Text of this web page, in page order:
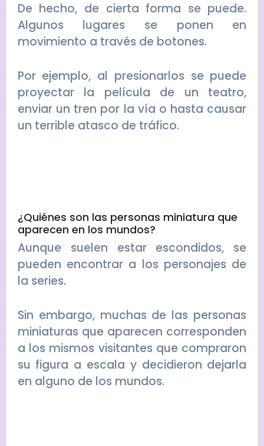
De hecho, de cierta forma se puede.
Algunos lugares se ponen en
movimiento a través de botones.
Por ejemplo, al presionarlos se puede
proyectar la película de un teatro,
enviar un tren por la vía o hasta causar
un terrible atasco de tráfico.
¿Quiénes son las personas miniatura que
aparecen en los mundos?
Aunque suelen estar escondidos, se
pueden encontrar a los personajes de
la series.
Sin embargo, muchas de las personas
miniaturas que aparecen corresponden
a los mismos visitantes que compraron
su figura a escala y decidieron dejarla
en alguno de los mundos.